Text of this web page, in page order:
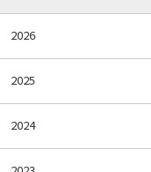
2026
2025
2024